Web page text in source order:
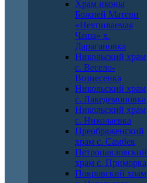
Храм иконы
Божией Матери
«Неупиваемая
Чаша» х.
Дарагановка
Никольский храм
с. Весело-
Вознесенка
Никольский храм
с. Лакедемоновка
Никольский храм
с. Николаевка
Преображенский
храм с. Самбек
Петропавловский
храм с. Приморка
Покровский храм